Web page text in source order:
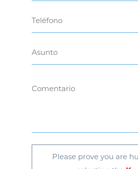
Please prove you are